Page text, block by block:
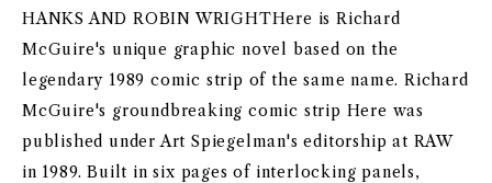
HANKS AND ROBIN WRIGHTHere is Richard
McGuire's unique graphic novel based on the
legendary 1989 comic strip of the same name. Richard
McGuire's groundbreaking comic strip Here was
published under Art Spiegelman's editorship at RAW
in 1989. Built in six pages of interlocking panels,